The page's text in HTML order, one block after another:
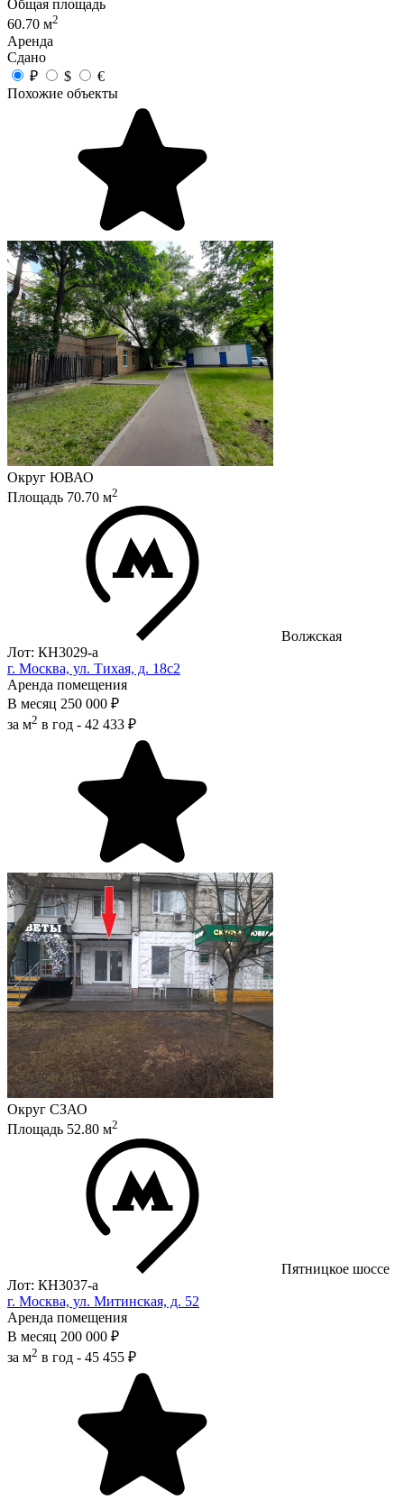
Общая площадь
60.70 м2
Аренда
Сдано
₽
$
€
Похожие объекты
Округ ЮВАО
Площадь 70.70 м2
Волжская
Лот: КН3029-a
г. Москва, ул. Тихая, д. 18с2
Аренда помещения
В месяц 250 000 ₽
за м2 в год - 42 433 ₽
Округ СЗАО
Площадь 52.80 м2
Пятницкое шоссе
Лот: КН3037-a
г. Москва, ул. Митинская, д. 52
Аренда помещения
В месяц 200 000 ₽
за м2 в год - 45 455 ₽